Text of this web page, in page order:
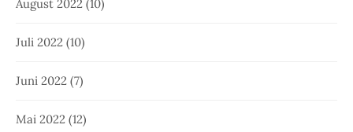
August 2022 (10)
Juli 2022 (10)
Juni 2022 (7)
Mai 2022 (12)